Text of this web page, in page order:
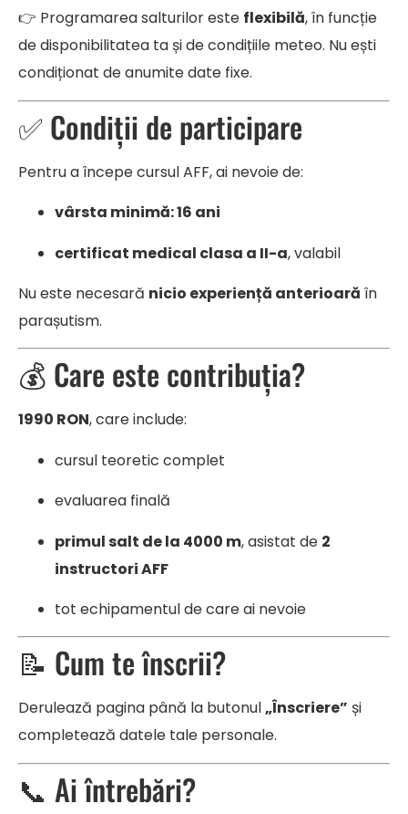
👉 Programarea salturilor este flexibilă, în funcție
de disponibilitatea ta și de condițiile meteo. Nu ești
condiționat de anumite date fixe.
✅ Condiții de participare
Pentru a începe cursul AFF, ai nevoie de:
vârsta minimă: 16 ani
certificat medical clasa a II-a, valabil
Nu este necesară nicio experiență anterioară în
parașutism.
💰 Care este contribuția?
1990 RON, care include:
cursul teoretic complet
evaluarea finală
primul salt de la 4000 m, asistat de 2
instructori AFF
tot echipamentul de care ai nevoie
📝 Cum te înscrii?
Derulează pagina până la butonul„Înscriere” și
completează datele tale personale.
📞 Ai întrebări?